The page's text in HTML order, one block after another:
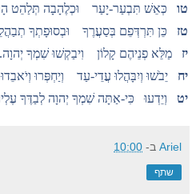
טו כְּאֵשׁ תִּבְעַר-יָעַר וּכְלֶהָבָה תְּלַהֵט
טז כֵּן תִּרְדְּפֵם בְּסַעֲרֶךָ וּבְסוּפָתְךָ
יז מַלֵּא פְנֵיהֶם קָלוֹן וִיבַקְשׁוּ שִׁמְךָ יְהוָה.
יח יֵבֹשׁוּ וְיִבָּהֲלוּ עֲדֵי-עַד וְיַחְפְּרוּ
יט וְיֵדְעוּ כִּי-אַתָּה שִׁמְךָ יְהוָה לְבַדֶּךָ
Ariel ב- 10:00
שתף